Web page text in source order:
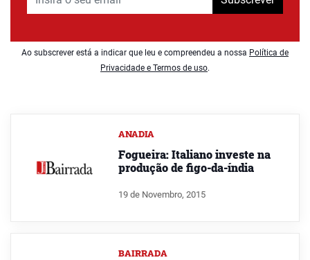
Ao subscrever está a indicar que leu e compreendeu a nossa Política de
Privacidade e Termos de uso.
ANADIA
Fogueira: Italiano investe na
produção de figo-da-índia
19 de Novembro, 2015
BAIRRADA